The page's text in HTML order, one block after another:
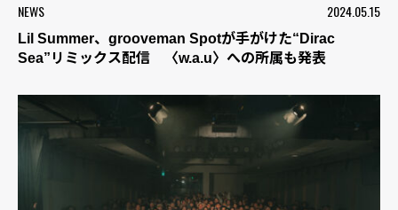
NEWS 2024.05.15
Lil Summer、grooveman Spotが手がけた“Dirac
Sea”リミックス配信 〈w.a.u〉への所属も発表